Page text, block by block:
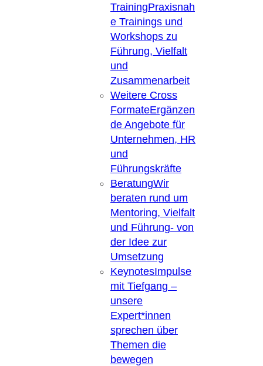
TrainingPraxisnah
e Trainings und
Workshops zu
Führung, Vielfalt
und
Zusammenarbeit
Weitere Cross
FormateErgänzen
de Angebote für
Unternehmen, HR
und
Führungskräfte
BeratungWir
beraten rund um
Mentoring, Vielfalt
und Führung- von
der Idee zur
Umsetzung
KeynotesImpulse
mit Tiefgang –
unsere
Expert*innen
sprechen über
Themen die
bewegen